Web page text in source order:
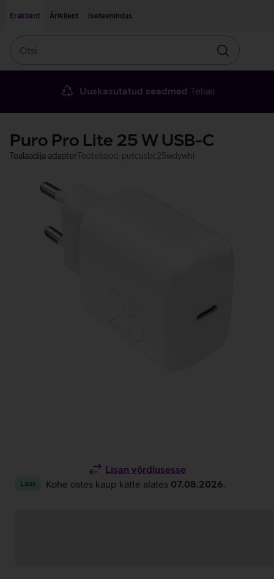
Eraklient
Äriklient Iseteenindus
Otsin
Uuskasutatud seadmed Telias
Puro Pro Lite 25 W USB-C
Toalaadija adapterTootekood: putcusbc25wdywhi
Lisan võrdlusesse
Laos Kohe ostes kaup kätte alates 07.08.2026